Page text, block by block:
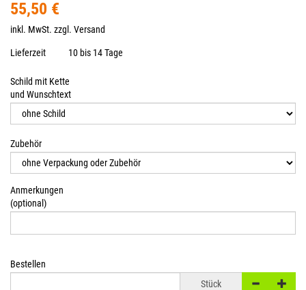
55,50 €
inkl. MwSt. zzgl. Versand
Lieferzeit 10 bis 14 Tage
Schild mit Kette
und Wunschtext
Zubehör
Anmerkungen
(optional)
Bestellen
Stück